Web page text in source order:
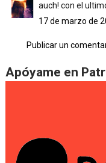
auch! con el
17 de marzo de
Publicar un
Apóyame en